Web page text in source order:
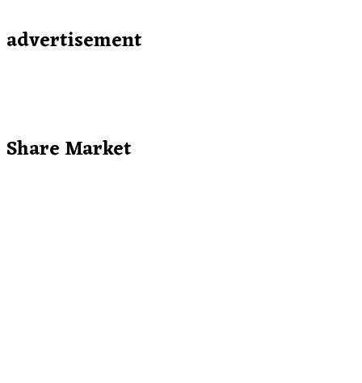
advertisement
Share Market